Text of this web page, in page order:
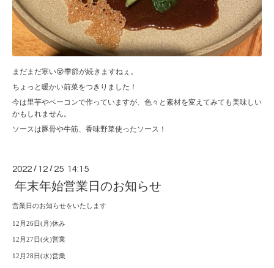
まだまだ寒い😵季節が続きますねぇ。
ちょっと暖かい前菜をつきりました！
今は里芋やベーコンで作っていますが、色々と素材を変えてみても美味しい
かもしれません。
ソースは豚骨や牛筋、香味野菜使ったソース！
2022 / 12 / 25 14:15
年末年始営業日のお知らせ
営業日のお知らせをいたします
12 月 26日(月 )休み
12 月 27 日(火)営業
12 月 28 日(水)営業